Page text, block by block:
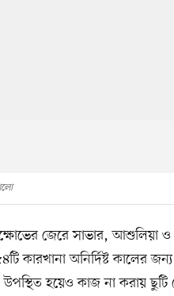
বিক্ষোভের জেরে সাভার,
কারখানা অনির্দিষ্ট কালের
হয়েও কাজ না করায় ছুটি